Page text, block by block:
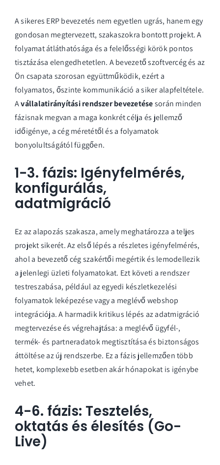
A sikeres ERP bevezetés nem egyetlen ugrás, hanem egy
gondosan megtervezett, szakaszokra bontott projekt. A
folyamat átláthatósága és a felelősségi körök pontos
tisztázása elengedhetetlen. A bevezető szoftvercég és az
Ön csapata szorosan együttműködik, ezért a
folyamatos, őszinte kommunikáció a siker alapfeltétele.
Avállalatirányítási rendszer bevezetésesorán minden
fázisnak megvan a maga konkrét célja és jellemző
időigénye, a cég méretétől és a folyamatok
bonyolultságától függően.
1-3. fázis: Igényfelmérés,
konfigurálás,
adatmigráció
Ez az alapozás szakasza, amely meghatározza a teljes
projekt sikerét. Az első lépés a részletes igényfelmérés,
ahol a bevezető cég szakértői megértik és lemodellezik
a jelenlegi üzleti folyamatokat. Ezt követi a rendszer
testreszabása, például az egyedi készletkezelési
folyamatok leképezése vagy a meglévő webshop
integrációja. A harmadik kritikus lépés az adatmigráció
megtervezése és végrehajtása: a meglévő ügyfél-,
termék- és partneradatok megtisztítása és biztonságos
áttöltése az új rendszerbe. Ez a fázis jellemzően több
hetet, komplexebb esetben akár hónapokat is igénybe
vehet.
4-6. fázis: Tesztelés,
oktatás és élesítés (Go-
Live)